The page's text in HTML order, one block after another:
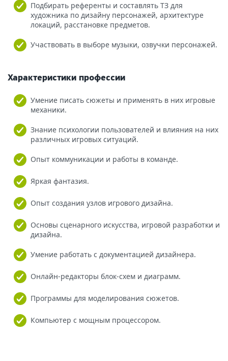
Подбирать референты и составлять ТЗ для
художника по дизайну персонажей, архитектуре
локаций, расстановке предметов.
Участвовать в выборе музыки, озвучки персонажей.
Характеристики профессии
Умение писать сюжеты и применять в них игровые
механики.
Знание психологии пользователей и влияния на них
различных игровых ситуаций.
Опыт коммуникации и работы в команде.
Яркая фантазия.
Опыт создания узлов игрового дизайна.
Основы сценарного искусства, игровой разработки и
дизайна.
Умение работать с документацией дизайнера.
Онлайн-редакторы блок-схем и диаграмм.
Программы для моделирования сюжетов.
Компьютер с мощным процессором.